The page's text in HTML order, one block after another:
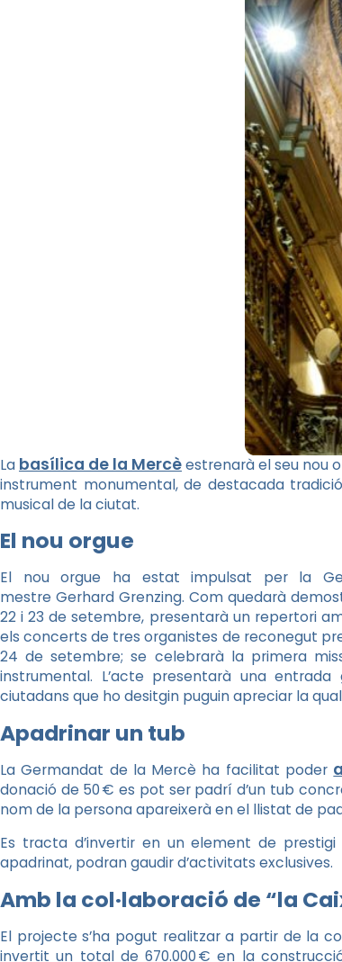
La basílica de la Mercèestrenarà el seu nou
instrument monumental, de destacada
musical de la ciutat.
El nou orgue
El nou orgue ha estat impulsat per la
mestreGerhard Grenzing. Com quedarà
22 i 23 de setembre, presentarà un repertori
els concerts de tres organistes de reconegut
24 de setembre; se celebrarà la primera
instrumental. L’acte presentarà una
ciutadans que ho desitgin puguin apreciar la
Apadrinar un tub
La Germandat de la Mercè ha facilitat poder
donació de 50 €es pot ser padrí d’un tub
nom de la persona apareixerà en el llistat de
Es tracta d’invertir en un element de
apadrinat, podran gaudir d’activitats exclusives.
Amb la col·laboració de “la
El projecte s’ha pogut realitzar a partir de la
invertit un total de 670.000 € en la